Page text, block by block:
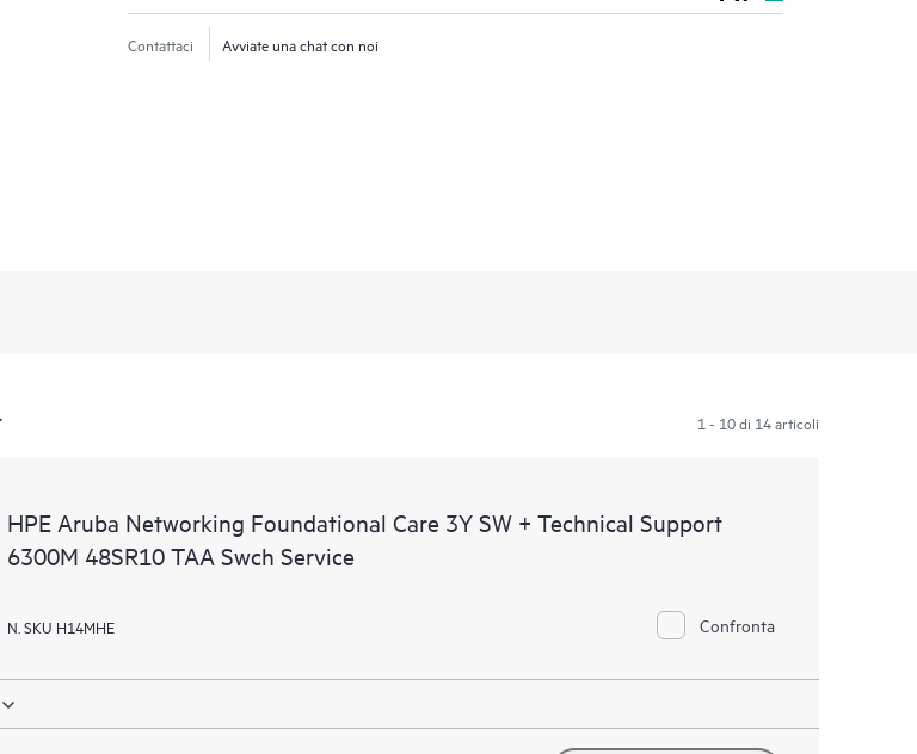
Contattaci Avviate una chat con noi
1 - 10 di 14 articoli
HPE Aruba Networking Foundational Care 3Y SW + Technical Support
6300M 48SR10 TAA Swch Service
N. SKU H14MHE Confronta